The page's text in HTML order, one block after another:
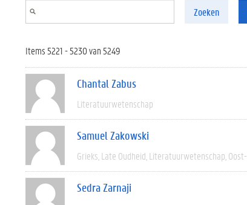
Zoeken
Items 5221 - 5230 van 5249
Chantal Zabus
Literatuurwetenschap
Samuel Zakowski
Grieks Late Oudheid Literatuurwetenschap
Sedra Zarnaji